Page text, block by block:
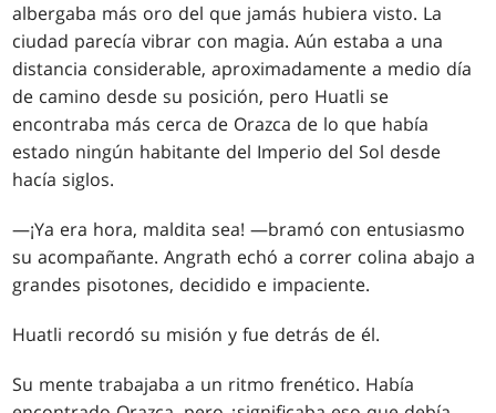
albergaba más oro del que jamás hubiera visto. La
ciudad parecía vibrar con magia. Aún estaba a una
distancia considerable, aproximadamente a medio día
de camino desde su posición, pero Huatli se
encontraba más cerca de Orazca de lo que había
estado ningún habitante del Imperio del Sol desde
hacía siglos.
—¡Ya era hora, maldita sea! —bramó con entusiasmo
su acompañante. Angrath echó a correr colina abajo a
grandes pisotones, decidido e impaciente.
Huatli recordó su misión y fue detrás de él.
Su mente trabajaba a un ritmo frenético. Había